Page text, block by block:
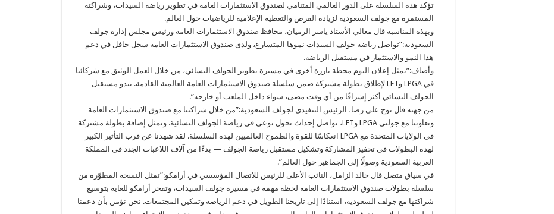
تؤكد هذه السلسلة على الدور العالمي المتنامي لصندوق الاستثمارات العامة في تطوير رياضة السيدات، وشراكته
المستمرة مع جولف السعودية لزيادة الفرص والتغطية الإعلامية للرياضيات حول العالم.
وبهذه المناسبة قال معالي الأستاذ ياسر الرميان، محافظ صندوق الاستثمارات العامة ورئيس مجلس إدارة جولف
السعودية:”تواصل رياضة جولف السيدات نموها المتسارع، ولدى صندوق الاستثمارات العامة سجل حافل في دعم
هذا النمو والاستثمار في مستقبل الرياضة.
وأضاف:”يمثل إعلان اليوم محطة بارزة أخرى في مسيرة تطوير الجولف النسائي، من خلال العمل الوثيق مع شركائنا
في LPGA وLET لإطلاق بطولة مشتركة ضمن سلسلة صندوق الاستثمارات العامة العالمية القادمة. يبدو مستقبل
الجولف النسائي أكثر إشراقًا من أي وقت مضى، سواء داخل الملعب أو خارجه”.
من جهته قال نوح علي رضا، الرئيس التنفيذي لجولف السعودية:”من خلال شراكتنا مع صندوق الاستثمارات العامة
وتعاوننا مع جولتي LPGA وLET، نواصل إحداث تحول نوعي في رياضة الجولف النسائية. وتمثل إضافة بطولة مشتركة
في الولايات المتحدة مع LPGA انعكاسًا للقوة والطموح العالميين لهذه السلسلة. لقد شهدنا عن قرب التأثير الكبير
لهذه البطولات في تحفيز المشاركة وتشكيل مستقبل رياضة الجولف — بدءًا من آلاف اللاعبات الجدد في المملكة
العربية السعودية وصولًا إلى الجماهير حول العالم”.
في سياق متصل قال خالد الزامل، النائب الأعلى للرئيس للاتصال المؤسسي في أرامكو:”تمثل النسخة المطوّرة من
سلسلة بطولات صندوق الاستثمارات العامة لحظة مهمة في مسيرة جولف السيدات، وتفخر أرامكو للغاية بتوسيع
شراكتها مع جولف السعودية، استنادًا إلى تاريخنا الطويل في دعم الرياضة وتمكين المجتمعات. نحن نؤمن بأن دعمنا